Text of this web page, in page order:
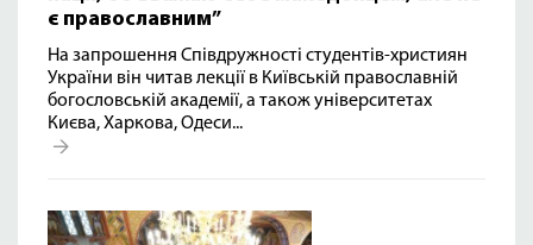
є православним”
На запрошення Співдружності студентів-християн
України він читав лекції в Київській православній
богословській академії, а також університетах
Києва, Харкова, Одеси...